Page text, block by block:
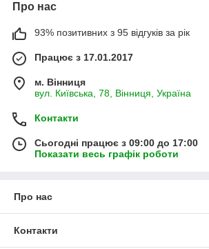
Про нас
93% позитивних з 95 відгуків за рік
Працює з 17.01.2017
м. Вінниця
вул. Київська, 78, Вінниця, Україна
Контакти
Сьогодні працює з 09:00 до 17:00
Показати весь графік роботи
Про нас
Контакти